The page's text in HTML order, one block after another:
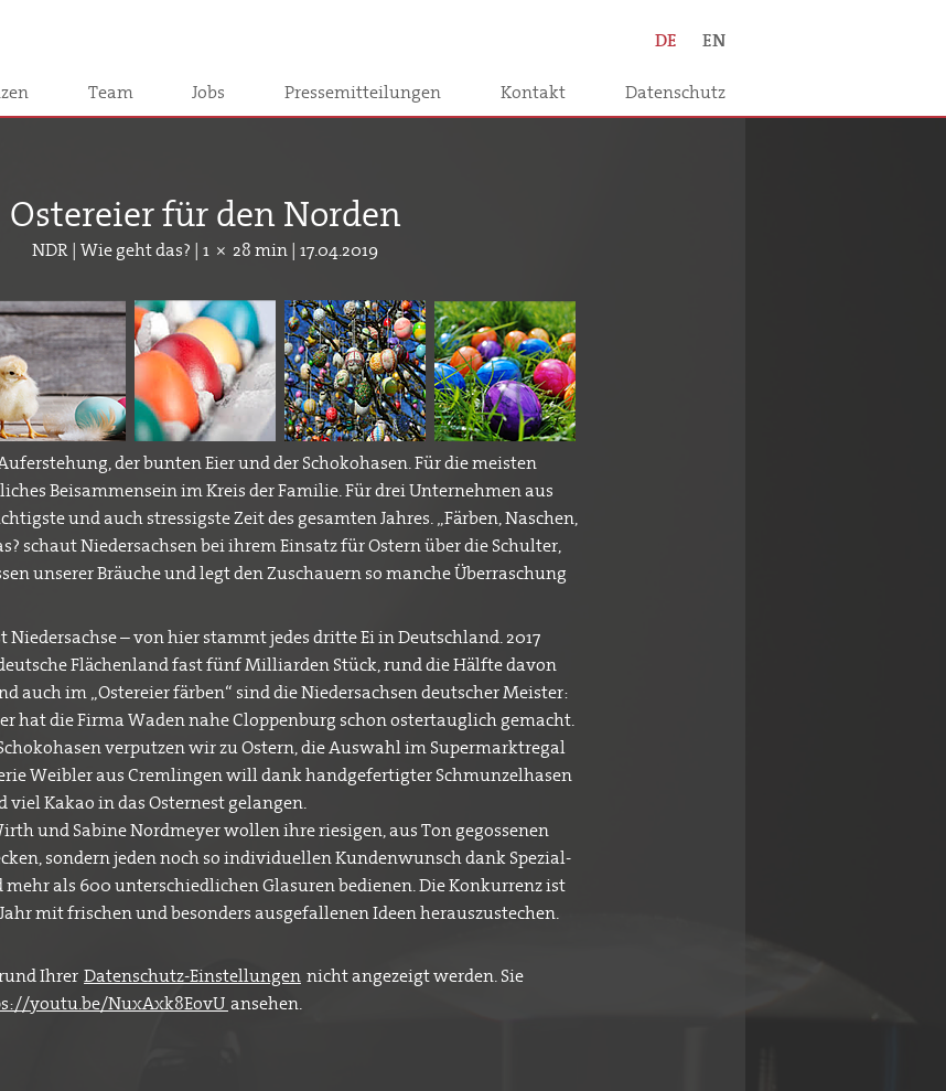
Team Jobs Pressemitteilungen Kontakt Datenschutz
DE EN
Ostereier für den Norden
NDR | Wie geht das? | 1 × 28 min | 17.04.2019
der bunten Eier und der Schokohasen. Für die meisten
Beisammensein im Kreis der Familie. Für drei Unternehmen aus
und auch stressigste Zeit des gesamten Jahres. „Färben, Naschen,
schaut Niedersachsen bei ihrem Einsatz für Ostern über die Schulter,
unserer Bräuche und legt den Zuschauern so manche Überraschung
Niedersachse – von hier stammt jedes dritte Ei in Deutschland. 2017
Flächenland fast fünf Milliarden Stück, rund die Hälfte davon
auch im „Ostereier färben“ sind die Niedersachsen deutscher Meister:
hat die Firma Waden nahe Cloppenburg schon ostertauglich gemacht.
verputzen wir zu Ostern, die Auswahl im Supermarktregal
Weibler aus Cremlingen will dank handgefertigter Schmunzelhasen
Kakao in das Osternest gelangen.
und Sabine Nordmeyer wollen ihre riesigen, aus Ton gegossenen
sondern jeden noch so individuellen Kundenwunsch dank Spezial-
als 600 unterschiedlichen Glasuren bedienen. Die Konkurrenz ist
mit frischen und besonders ausgefallenen Ideen herauszustechen.
Ihrer Datenschutz-Einstellungen nicht angezeigt werden. Sie
youtu.be/NuxAxk8EovU ansehen.